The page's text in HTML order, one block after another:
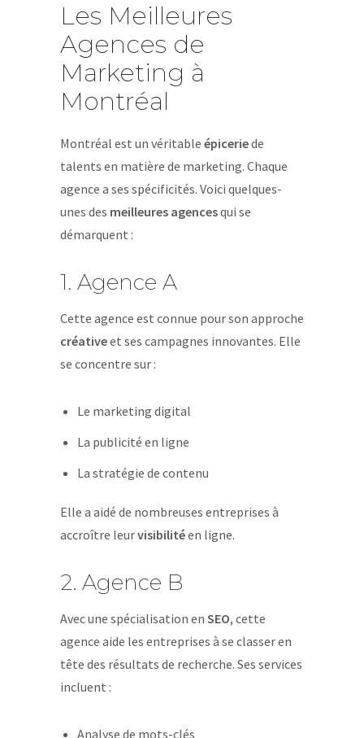
Les Meilleures
Agences de
Marketing à
Montréal
Montréal est un véritable épiceriede
talents en matière de marketing. Chaque
agence a ses spécificités. Voici quelques-
unes des meilleures agencesqui se
démarquent :
1. Agence A
Cette agence est connue pour son approche
créativeet ses campagnes innovantes. Elle
se concentre sur :
Le marketing digital
La publicité en ligne
La stratégie de contenu
Elle a aidé de nombreuses entreprises à
accroître leurvisibilitéen ligne.
2. Agence B
Avec une spécialisation en SEO, cette
agence aide les entreprises à se classer en
tête des résultats de recherche. Ses services
incluent :
Analyse de mots-clés